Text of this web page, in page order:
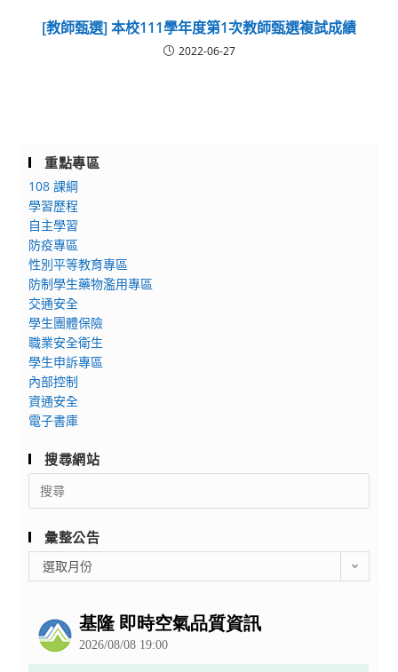
[教師甄選] 本校111學年度第1次教師甄選複試成績
2022-06-27
重點專區
108 課綱
學習歷程
自主學習
防疫專區
性別平等教育專區
防制學生藥物濫用專區
交通安全
學生團體保險
職業安全衛生
學生申訴專區
內部控制
資通安全
電子書庫
搜尋網站
Search
for:
彙整公告
整
選取月份